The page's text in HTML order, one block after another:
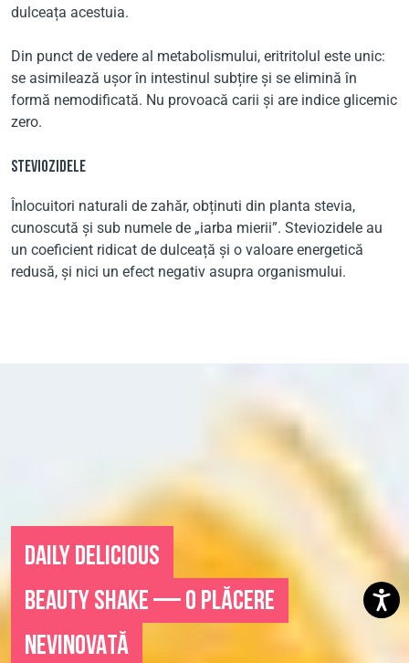
dulceața acestuia.
Din punct de vedere al metabolismului, eritritolul este unic:
se asimilează ușor în intestinul subțire și se elimină în
formă nemodificată. Nu provoacă carii și are indice glicemic
zero.
STEVIOZIDELE
Înlocuitori naturali de zahăr, obținuti din planta stevia,
cunoscută și sub numele de „iarba mierii”. Steviozidele au
un coeficient ridicat de dulceață și o valoare energetică
redusă, și nici un efect negativ asupra organismului.
DAILY DELICIOUS
BEAUTY SHAKE — O PLĂCERE
NEVINOVATĂ